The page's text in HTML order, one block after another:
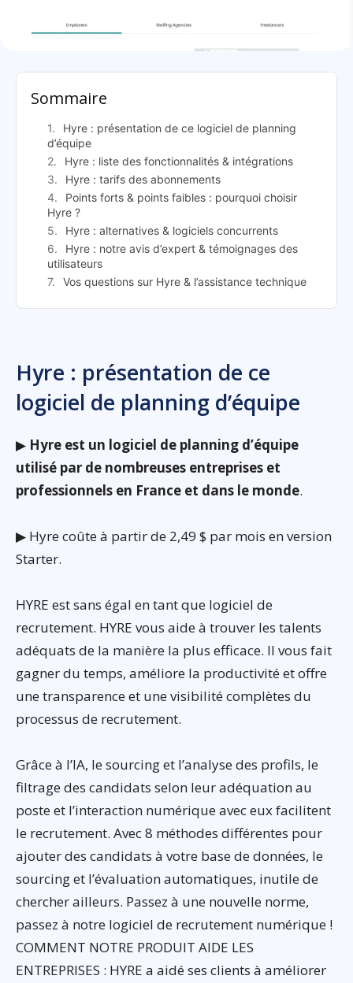
Sommaire
Hyre : présentation de ce logiciel de planning
d’équipe
Hyre : liste des fonctionnalités & intégrations
Hyre : tarifs des abonnements
Points forts & points faibles : pourquoi choisir
Hyre ?
Hyre : alternatives & logiciels concurrents
Hyre : notre avis d’expert & témoignages des
utilisateurs
Vos questions sur Hyre & l’assistance technique
Hyre : présentation de ce
logiciel de planning d’équipe
▶ Hyre est un logiciel de planning d’équipe
utilisé par de nombreuses entreprises et
professionnels en France et dans le monde.
▶ Hyre coûte à partir de 2,49 $ par mois en version
Starter.
HYRE est sans égal en tant que logiciel de
recrutement. HYRE vous aide à trouver les talents
adéquats de la manière la plus efficace. Il vous fait
gagner du temps, améliore la productivité et offre
une transparence et une visibilité complètes du
processus de recrutement.
Grâce à l’IA, le sourcing et l’analyse des profils, le
filtrage des candidats selon leur adéquation au
poste et l’interaction numérique avec eux facilitent
le recrutement. Avec 8 méthodes différentes pour
ajouter des candidats à votre base de données, le
sourcing et l’évaluation automatiques, inutile de
chercher ailleurs. Passez à une nouvelle norme,
passez à notre logiciel de recrutement numérique !
COMMENT NOTRE PRODUIT AIDE LES
ENTREPRISES : HYRE a aidé ses clients à améliorer